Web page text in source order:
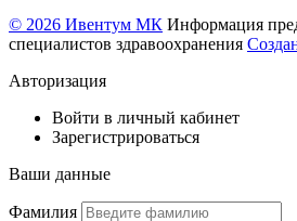
© 2026 Ивентум МК Информация
специалистов здравоохранения
Авторизация
Войти в личный кабинет
Зарегистрироваться
Ваши данные
Фамилия